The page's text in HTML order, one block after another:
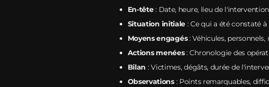
En-tête: Date, heure, lieu de
Situation initiale : Ce qui a été constaté
Moyens engagés: Véhicules,
Actions menées: Chronologie des
Bilan : Victimes, dégâts, durée de
Observations: Points remarquables,